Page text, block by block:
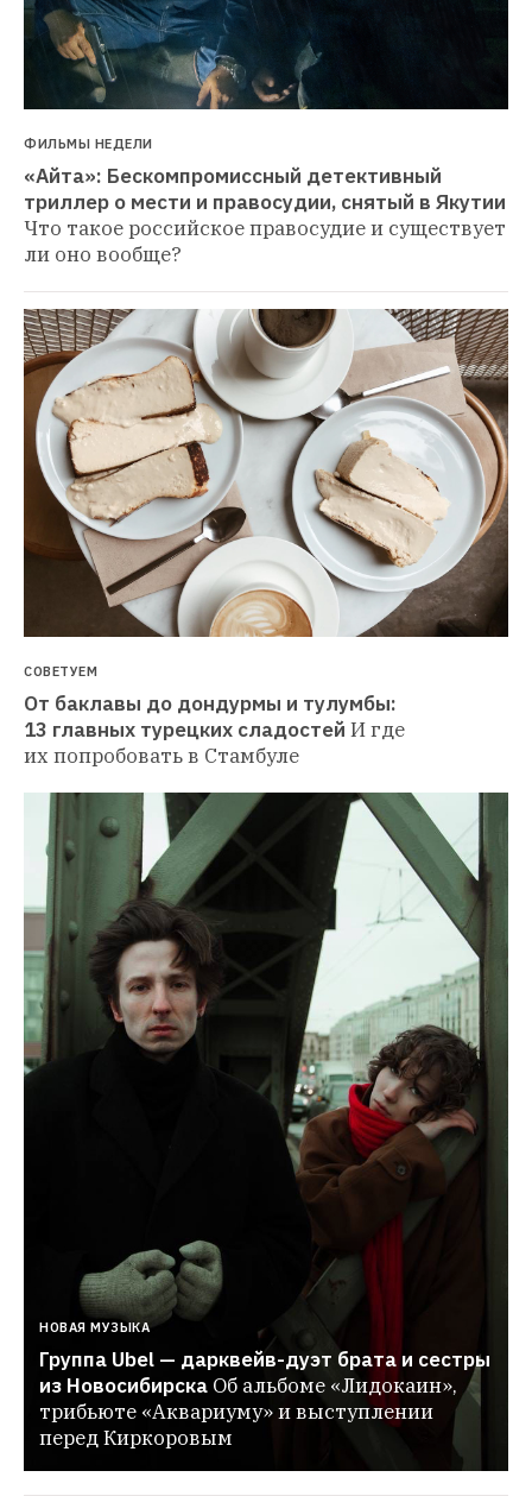
ФИЛЬМЫ НЕДЕЛИ
«Айта»: Бескомпромиссный детективный
триллер о мести и правосудии, снятый в Якутии
Что такое российское правосудие и существует
ли оно вообще?
СОВЕТУЕМ
От баклавы до дондурмы и тулумбы:
13 главных турецких сладостей И где
их попробовать в Стамбуле
НОВАЯ МУЗЫКА
Группа Ubel — дарквейв-дуэт брата и сестры
из Новосибирска Об альбоме «Лидокаин»,
трибьюте «Аквариуму» и выступлении
перед Киркоровым